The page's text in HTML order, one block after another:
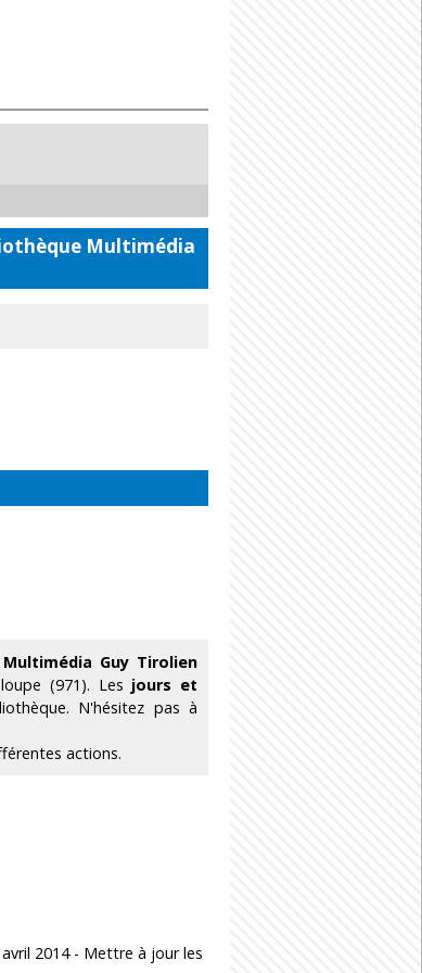
Multimédia
Guy Tirolien
(971). Les jours et
N'hésitez pas à
actions.
2014- Mettre à jour les